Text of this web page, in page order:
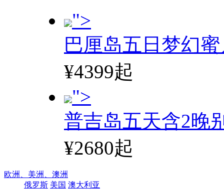
">
巴厘岛五日梦幻
¥4399起
">
普吉岛五天含2晚
¥2680起
欧洲、 美洲、 澳洲
俄罗斯 美国 澳大利亚